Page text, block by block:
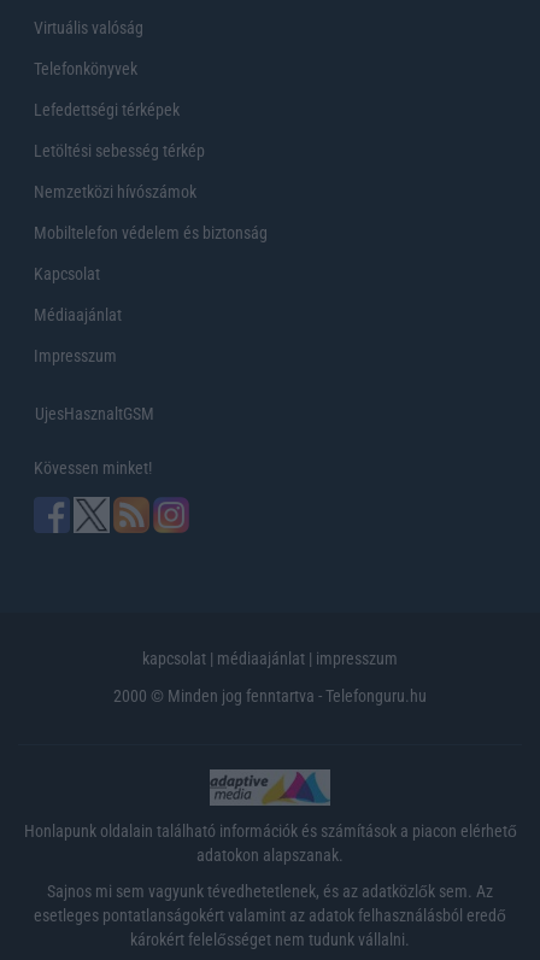
Virtuális valóság
Telefonkönyvek
Lefedettségi térképek
Letöltési sebesség térkép
Nemzetközi hívószámok
Mobiltelefon védelem és biztonság
Kapcsolat
Médiaajánlat
Impresszum
UjesHasznaltGSM
Kövessen minket!
kapcsolat | médiaajánlat | impresszum
2000 © Minden jog fenntartva - Telefonguru.hu
Honlapunk oldalain található információk és számítások a piacon elérhető
adatokon alapszanak.
Sajnos mi sem vagyunk tévedhetetlenek, és az adatközlők sem. Az
esetleges pontatlanságokért valamint az adatok felhasználásból eredő
károkért felelősséget nem tudunk vállalni.